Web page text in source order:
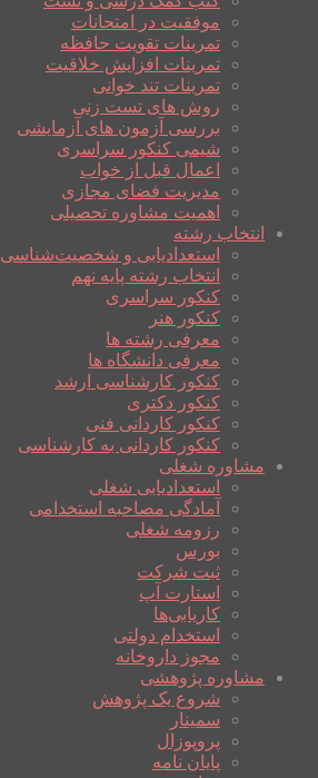
موفقیت در امتحانات
تمرینات تقویت حافظه
تمرینات افزایش خلاقیت
تمرینات تند خوانی
روش های تست زنی
بررسی آزمون های آزمایشی
شیمی کنکور سراسری
اعمال قبل از خواب
مدیریت فضای مجازی
اهمیت مشاوره تحصیلی
انتخاب رشته
استعدادیابی و شخصیت‌شناسی
انتخاب رشته پایه نهم
کنکور سراسری
کنکور هنر
معرفی رشته ها
معرفی دانشگاه ها
کنکور کارشناسی ارشد
کنکور دکتری
کنکور کاردانی فنی
کنکور کاردانی به کارشناسی
مشاوره شغلی
استعدادیابی شغلی
آمادگی مصاحبه استخدامی
رزومه شغلی
بورس
ثبت شرکت
استارت آپ
کاریابی‌ها
استخدام دولتی
مجوز داروخانه
مشاوره پژوهشی
شروع یک پژوهش
سمینار
پروپوزال
پایان نامه